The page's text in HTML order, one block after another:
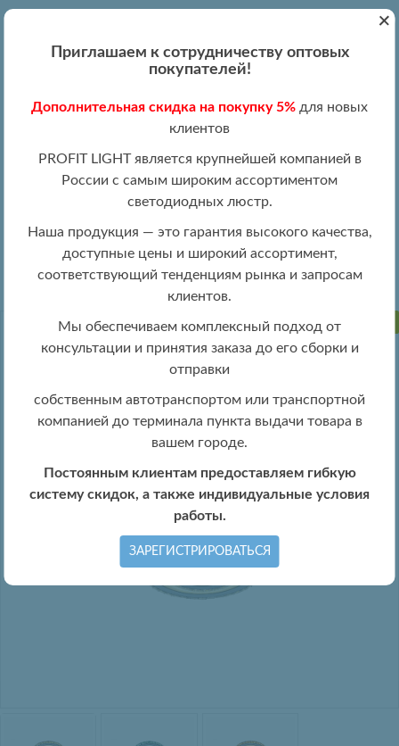
Регистрация
ПН-ПТ 09:00 - 19:00
info@profitlight.ru
Люстры оптом » Люстры LED оптом » 8061/8 WHT
ПРОДАНО
+
Приглашаем к сотрудничеству оптовых
покупателей!
Дополнительная скидка на покупку 5% для новых
клиентов
PROFIT LIGHT является крупнейшей компанией в
России с самым широким ассортиментом
светодиодных люстр.
Наша продукция — это гарантия высокого качества,
доступные цены и широкий ассортимент,
соответствующий тенденциям рынка и запросам
клиентов.
Мы обеспечиваем комплексный подход от
консультации и принятия заказа до его сборки и
отправки
собственным автотранспортом или транспортной
компанией до терминала пункта выдачи товара в
вашем городе.
Постоянным клиентам предоставляем гибкую
систему скидок, а также индивидуальные условия
работы.
ЗАРЕГИСТРИРОВАТЬСЯ